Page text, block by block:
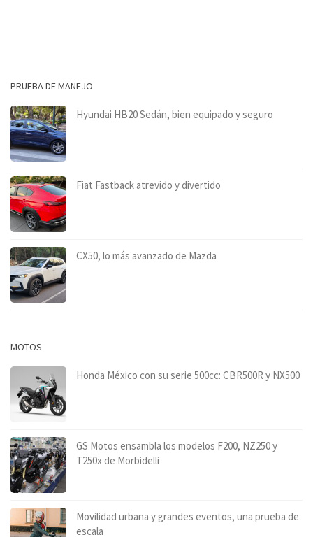
PRUEBA DE MANEJO
Hyundai HB20 Sedán, bien equipado y seguro
Fiat Fastback atrevido y divertido
CX50, lo más avanzado de Mazda
MOTOS
Honda México con su serie 500cc: CBR500R y NX500
GS Motos ensambla los modelos F200, NZ250 y
T250x de Morbidelli
Movilidad urbana y grandes eventos, una prueba de
escala